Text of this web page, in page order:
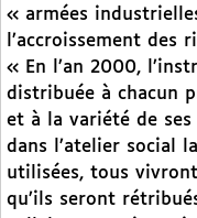
« armées
l’accroissement des
« En l’an 2000,
distribuée à chacun
et à la variété de
dans l’atelier social
utilisées, tous
qu’ils seront